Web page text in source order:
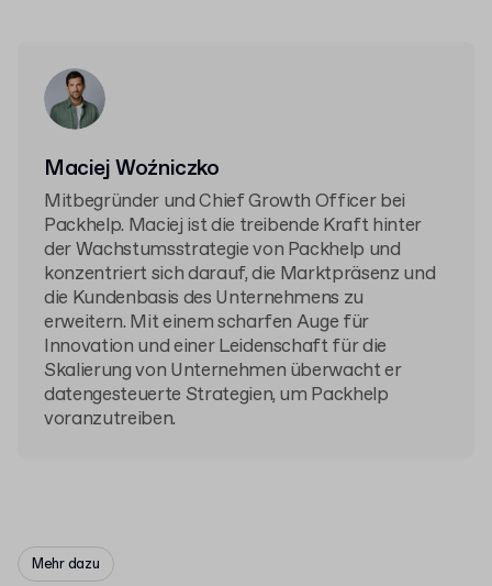
Maciej Woźniczko
Mitbegründer und Chief Growth Officer bei
Packhelp. Maciej ist die treibende Kraft hinter
der Wachstumsstrategie von Packhelp und
konzentriert sich darauf, die Marktpräsenz und
die Kundenbasis des Unternehmens zu
erweitern. Mit einem scharfen Auge für
Innovation und einer Leidenschaft für die
Skalierung von Unternehmen überwacht er
datengesteuerte Strategien, um Packhelp
voranzutreiben.
Mehr dazu